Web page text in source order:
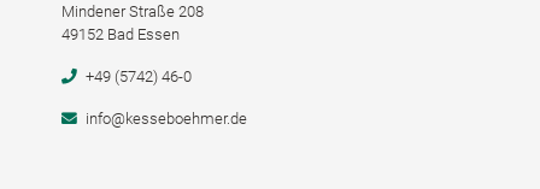
Mindener Straße 208
49152 Bad Essen
+49 (5742) 46-0
info@kesseboehmer.de